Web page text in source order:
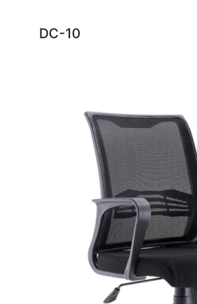
DC-10